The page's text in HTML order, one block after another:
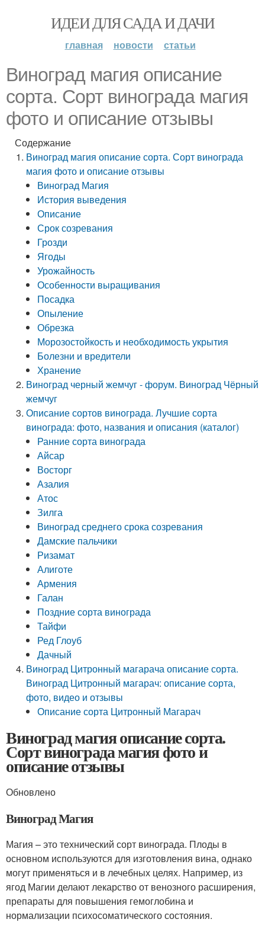
ИДЕИ ДЛЯ САДА И ДАЧИ
главная новости статьи
Виноград магия описание
сорта. Сорт винограда магия
фото и описание отзывы
Содержание
Виноград магия описание сорта. Сорт винограда
магия фото и описание отзывы
Виноград Магия
История выведения
Описание
Срок созревания
Грозди
Ягоды
Урожайность
Особенности выращивания
Посадка
Опыление
Обрезка
Морозостойкость и необходимость укрытия
Болезни и вредители
Хранение
Виноград черный жемчуг - форум. Виноград Чёрный
жемчуг
Описание сортов винограда. Лучшие сорта
винограда: фото, названия и описания (каталог)
Ранние сорта винограда
Айсар
Восторг
Азалия
Атос
Зилга
Виноград среднего срока созревания
Дамские пальчики
Ризамат
Алиготе
Армения
Галан
Поздние сорта винограда
Тайфи
Ред Глоуб
Дачный
Виноград Цитронный магарача описание сорта.
Виноград Цитронный магарач: описание сорта,
фото, видео и отзывы
Описание сорта Цитронный Магарач
Виноград магия описание сорта.
Сорт винограда магия фото и
описание отзывы
Обновлено
Виноград Магия
Магия – это технический сорт винограда. Плоды в
основном используются для изготовления вина, однако
могут применяться и в лечебных целях. Например, из
ягод Магии делают лекарство от венозного расширения,
препараты для повышения гемоглобина и
нормализации психосоматического состояния.